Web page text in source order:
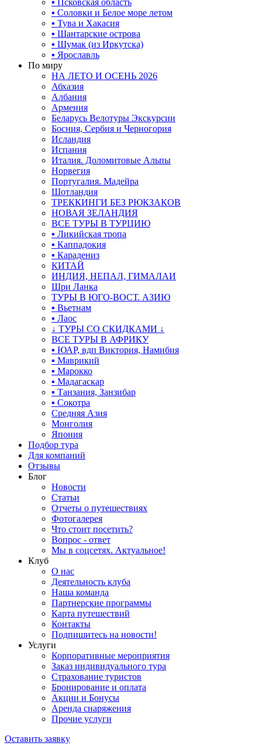
▪ Псковская область
▪ Соловки и Белое море летом
▪ Тува и Хакасия
▪ Шантарские острова
▪ Шумак (из Иркутска)
▪ Ярославль
По миру
НА ЛЕТО И ОСЕНЬ 2026
Абхазия
Албания
Армения
Беларусь Велотуры Экскурсии
Босния, Сербия и Черногория
Исландия
Испания
Италия. Доломитовые Альпы
Норвегия
Португалия. Мадейра
Шотландия
ТРЕККИНГИ БЕЗ РЮКЗАКОВ
НОВАЯ ЗЕЛАНДИЯ
ВСЕ ТУРЫ В ТУРЦИЮ
▪ Ликийская тропа
▪ Каппадокия
▪ Карадениз
КИТАЙ
ИНДИЯ, НЕПАЛ, ГИМАЛАИ
Шри Ланка
ТУРЫ В ЮГО-ВОСТ. АЗИЮ
▪ Вьетнам
▪ Лаос
↓ ТУРЫ СО СКИДКАМИ ↓
ВСЕ ТУРЫ В АФРИКУ
▪ ЮАР, вдп Виктория, Намибия
▪ Маврикий
▪ Марокко
▪ Мадагаскар
▪ Танзания, Занзибар
▪ Сокотра
Средняя Азия
Монголия
Япония
Подбор тура
Для компаний
Отзывы
Блог
Новости
Статьи
Отчеты о путешествиях
Фотогалерея
Что стоит посетить?
Вопрос - ответ
Мы в соцсетях. Актуальное!
Клуб
О нас
Деятельность клуба
Наша команда
Партнерские программы
Карта путешествий
Контакты
Подпишитесь на новости!
Услуги
Корпоративные мероприятия
Заказ индивидуального тура
Страхование туристов
Бронирование и оплата
Акции и Бонусы
Аренда снаряжения
Прочие услуги
Оставить заявку